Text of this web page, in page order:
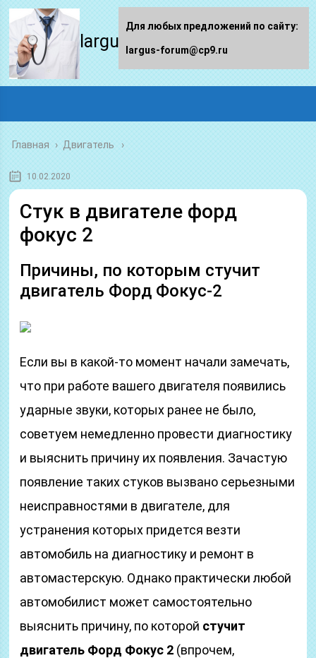
largus-forum.ru
Главная › Двигатель
10.02.2020
Стук в двигателе форд
фокус 2
Причины, по которым стучит
двигатель Форд Фокус-2
Если вы в какой-то момент начали замечать,
что при работе вашего двигателя появились
ударные звуки, которых ранее не было,
советуем немедленно провести диагностику
и выяснить причину их появления. Зачастую
появление таких стуков вызвано серьезными
неисправностями в двигателе, для
устранения которых придется везти
автомобиль на диагностику и ремонт в
автомастерскую. Однако практически любой
автомобилист может самостоятельно
выяснить причину, по которой стучит
двигатель Форд Фокус 2 (впрочем,
Для любых предложений по сайту:
largus-forum@cp9.ru